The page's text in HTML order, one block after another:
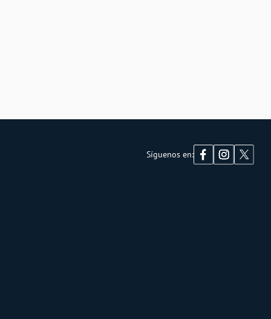
Síguenos en: